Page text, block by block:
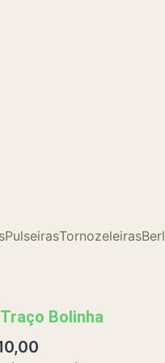
PulseirasTornozeleiras
Bolinha